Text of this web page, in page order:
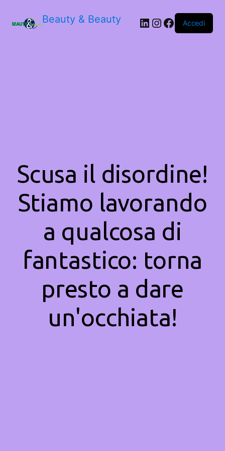
Beauty & Beauty LinkedIn
Instagram
Facebook
Accedi
Scusa il disordine!
Stiamo lavorando
a qualcosa di
fantastico: torna
presto a dare
un'occhiata!